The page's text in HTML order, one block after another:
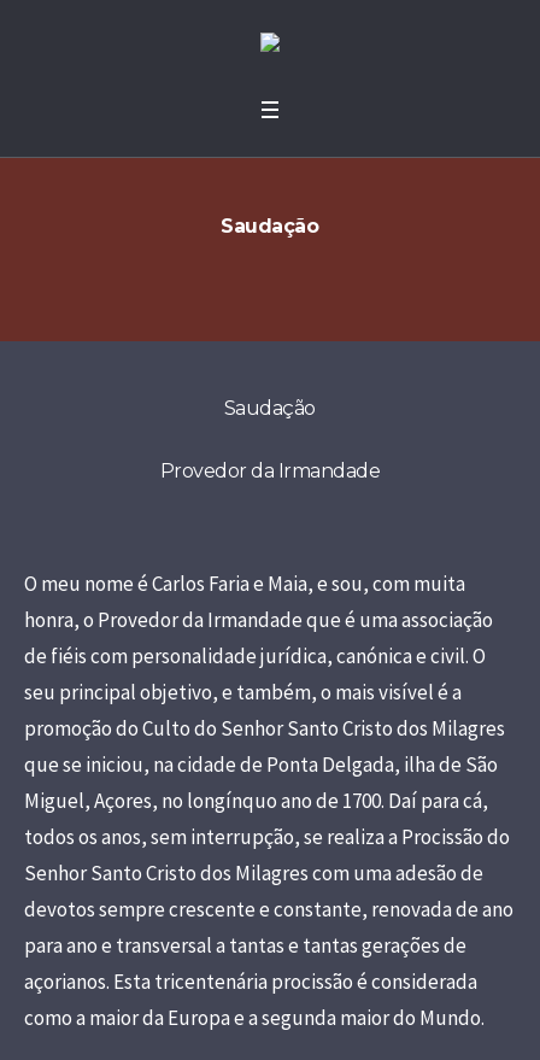
Saudação
Saudação
Provedor da Irmandade
O meu nome é Carlos Faria e Maia, e sou, com muita
honra, o Provedor da Irmandade que é uma associação
de fiéis com personalidade jurídica, canónica e civil. O
seu principal objetivo, e também, o mais visível é a
promoção do Culto do Senhor Santo Cristo dos Milagres
que se iniciou, na cidade de Ponta Delgada, ilha de São
Miguel, Açores, no longínquo ano de 1700. Daí para cá,
todos os anos, sem interrupção, se realiza a Procissão do
Senhor Santo Cristo dos Milagres com uma adesão de
devotos sempre crescente e constante, renovada de ano
para ano e transversal a tantas e tantas gerações de
açorianos. Esta tricentenária procissão é considerada
como a maior da Europa e a segunda maior do Mundo.